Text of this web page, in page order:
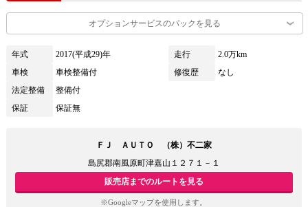
オプションサービスのパックを見る
年式 2017(平成29)年 走行
2.0万km
車検
車検整備付 修復歴
なし
法定整備
整備付
保証
保証無
ＦＪ ＡＵＴＯ （株）不二家
島尻郡南風原町津嘉山１２７１－１
販売店までのルートを見る
※Googleマップを使用します。